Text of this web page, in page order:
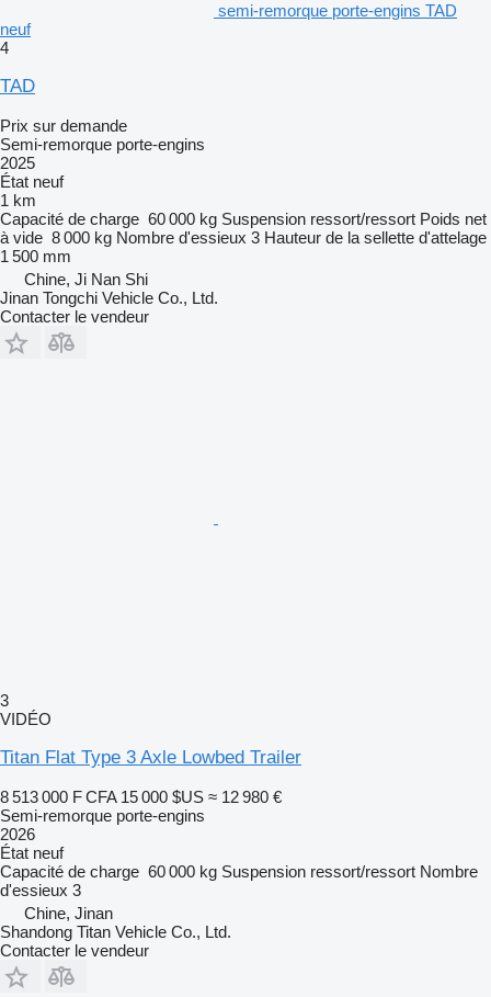
semi-remorque porte-engins TAD
neuf
4
TAD
Prix sur demande
Semi-remorque porte-engins
2025
État neuf
1 km
Capacité de charge 60 000 kg Suspension ressort/ressort Poids net
à vide 8 000 kg Nombre d'essieux 3 Hauteur de la sellette d'attelage
1 500 mm
Chine, Ji Nan Shi
Jinan Tongchi Vehicle Co., Ltd.
Contacter le vendeur
3
VIDÉO
Titan Flat Type 3 Axle Lowbed Trailer
8 513 000 F CFA 15 000 $US ≈ 12 980 €
Semi-remorque porte-engins
2026
État neuf
Capacité de charge 60 000 kg Suspension ressort/ressort Nombre
d'essieux 3
Chine, Jinan
Shandong Titan Vehicle Co., Ltd.
Contacter le vendeur